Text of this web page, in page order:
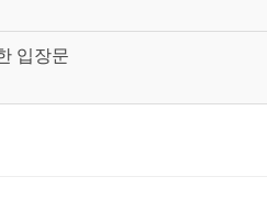
입장문